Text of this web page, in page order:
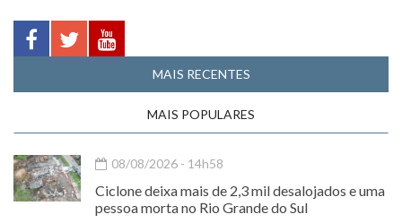
MAIS RECENTES
MAIS POPULARES
08/08/2026 - 14h58
Ciclone deixa mais de 2,3 mil desalojados e uma
pessoa morta no Rio Grande do Sul